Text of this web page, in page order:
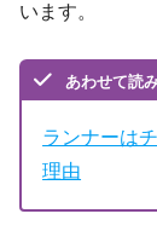
います。
あわせて読
ランナーは
理由